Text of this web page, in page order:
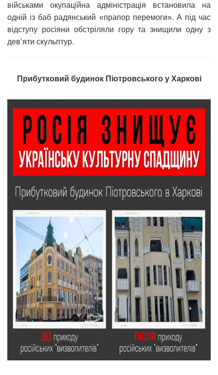
військами окупаційна адміністрація встановила на
одній із баб радянський «прапор перемоги». А під час
відступу росіяни обстріляли гору та знищили одну з
дев’яти скульптур.
Прибутковий будинок Піотровського у Харкові